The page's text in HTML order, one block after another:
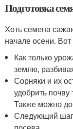
Подготовка
Хоть семена
начале осени.
Как только
землю,
Сорняки и их
удобрить
Также можно
Следующий шаг